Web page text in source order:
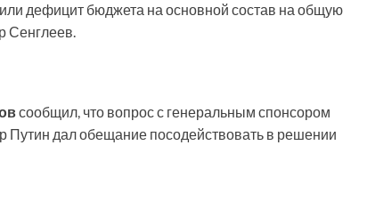
дефицит бюджета на основной состав на общую
Сенглеев.
сообщил, что вопрос с генеральным спонсором
дал обещание посодействовать в решении